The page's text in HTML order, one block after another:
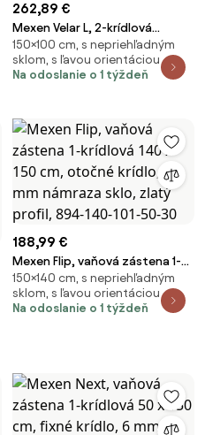
262,89 €
Mexen Velar L, 2-krídlová
posuvná vaňová zástena 100 x
150 cm, 8mm sklo námraza,
chrómová, 896-100-003-31-01
150×100 cm, s nepriehľadným
sklom, s ľavou orientáciou
Na odoslanie o 1 týždeň
188,99 €
Mexen Flip, vaňová zástena 1-
krídlová 140 x 150 cm, otočné
krídlo, 6 mm námraza sklo,
zlatý profil, 894-140-101-50-30
150×140 cm, s nepriehľadným
sklom, s ľavou orientáciou
Na odoslanie o 1 týždeň